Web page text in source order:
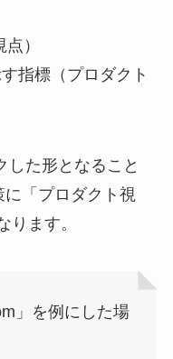
）
指標（プロダクト
した形となること
「プロダクト視
ります。
」を例にした場